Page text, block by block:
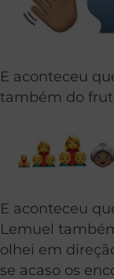
E aconteceu
também do
E aconteceu
Lemuel
olhei em
se acaso os